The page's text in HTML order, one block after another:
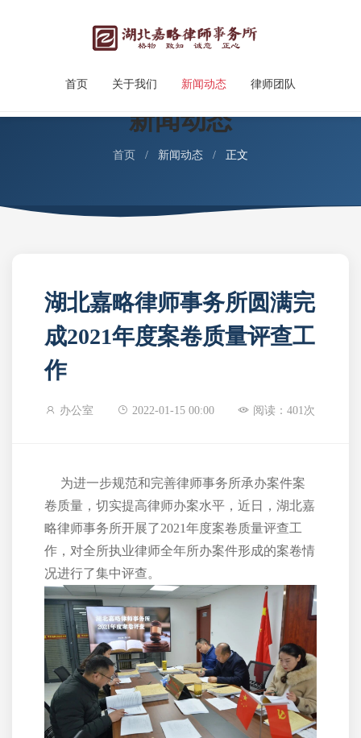
首页 关于我们 新闻动态 律师团队
新闻动态
首页 / 新闻动态 / 正文
湖北嘉略律师事务所圆满完
成2021年度案卷质量评查工
作
办公室 2022-01-15 00:00 阅读：401次
为进一步规范和完善律师事务所承办案件案
卷质量，切实提高律师办案水平，近日，湖北嘉
略律师事务所开展了2021年度案卷质量评查工
作，对全所执业律师全年所办案件形成的案卷情
况进行了集中评查。